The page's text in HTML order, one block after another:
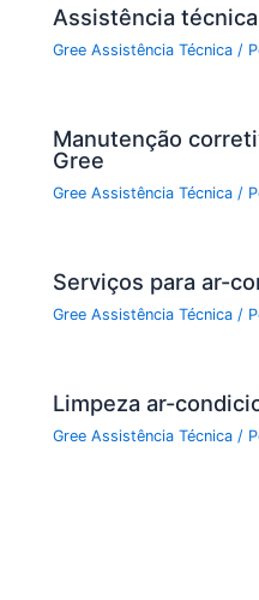
Assistência
Gree Assistência Técnica /
Manutenção
Gree
Gree Assistência Técnica /
Serviços para ar-
Gree Assistência Técnica /
Limpeza ar-
Gree Assistência Técnica /